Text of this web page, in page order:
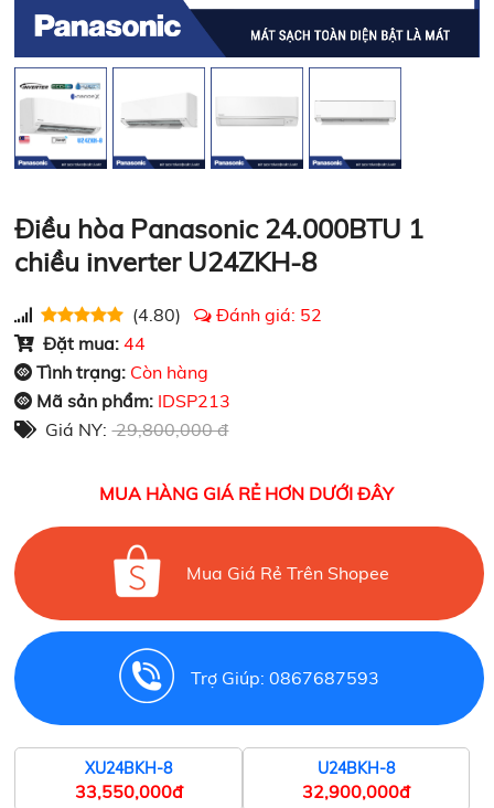
Điều hòa Panasonic 24.000BTU 1
chiều inverter U24ZKH-8
(4.80) Đánh giá: 52
Đặt mua:44
Tình trạng: Còn hàng
Mã sản phẩm: IDSP213
Giá NY:29,800,000 đ
MUA HÀNG GIÁ RẺ HƠN DƯỚI ĐÂY
Mua Giá Rẻ Trên Shopee
Trợ Giúp: 0867687593
XU24BKH-8
33,550,000đ
U24BKH-8
32,900,000đ